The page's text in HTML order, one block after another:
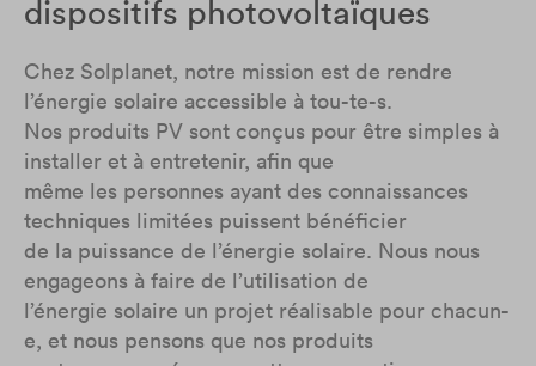
dispositifs photovoltaïques
Chez Solplanet, notre mission est de rendre
l’énergie solaire accessible à tou-te-s.
Nos produits PV sont conçus pour être simples à
installer et à entretenir, afin que
même les personnes ayant des connaissances
techniques limitées puissent bénéficier
de la puissance de l’énergie solaire. Nous nous
engageons à faire de l’utilisation de
l’énergie solaire un projet réalisable pour chacun-
e, et nous pensons que nos produits